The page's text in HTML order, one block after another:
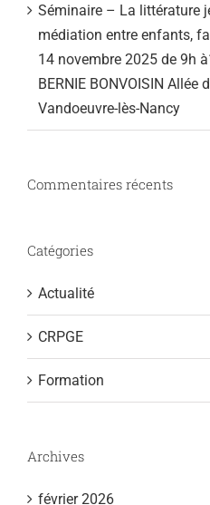
Séminaire – La littérature
médiation entre enfants,
14 novembre 2025 de 9h
BERNIE BONVOISIN Allée
Vandoeuvre-lès-Nancy
Commentaires récents
Catégories
Actualité
CRPGE
Formation
Archives
février 2026